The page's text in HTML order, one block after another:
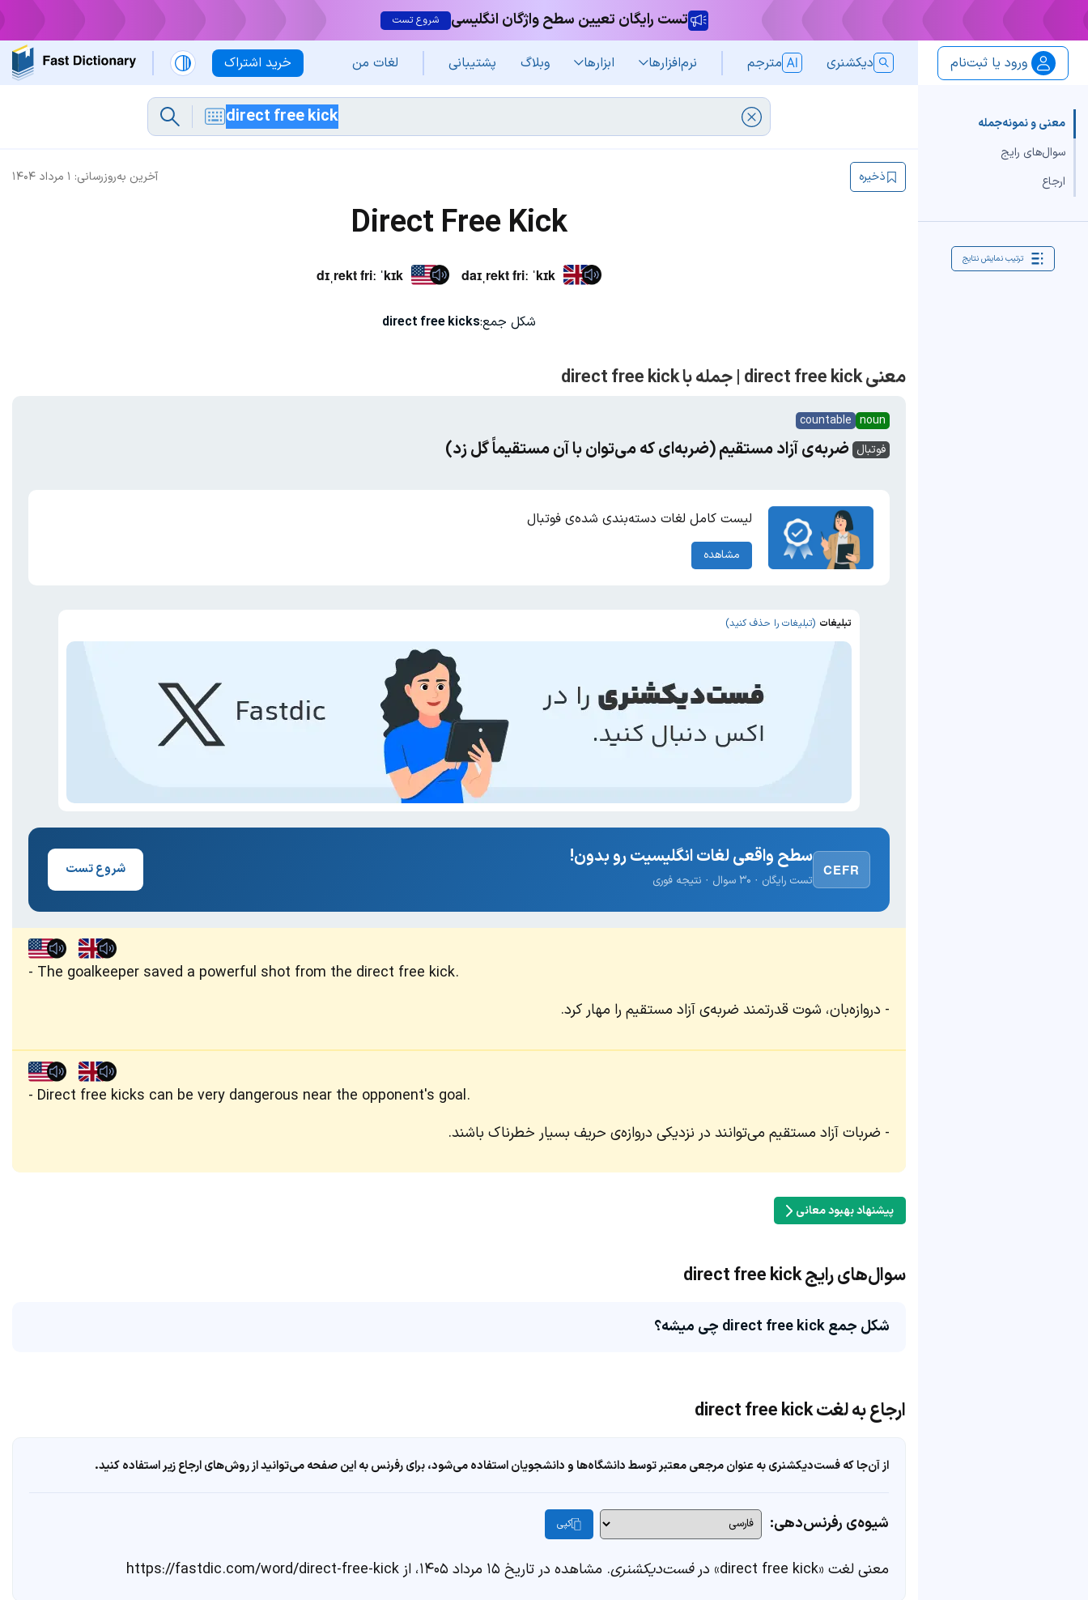
تست رایگان تعیین سطح واژگان انگلیسی شروع تست
خرید اشتراک ورود یا ثبت‌نام دیکشنری مترجم نرم‌افزار‌ها ابزارها وبلاگ پشتیبانی لغات من
معنی و نمونه‌جمله
سوال‌های رایج
ارجاع
ترتیب نمایش نتایج
آخرین به‌روزرسانی: ۱ مرداد ۱۴۰۴ ذخیره
Direct Free Kick
dɪˌrekt friː ˈkɪk daɪˌrekt friː ˈkɪk
شکل جمع:direct free kicks
معنی direct free kick | جمله با direct free kick
noun
countable
فوتبال ضربه‌ی آزاد مستقیم (ضربه‌ای که می‌توان با آن مستقیماً گل زد)
لیست کامل لغات دسته‌بندی شده‌ی فوتبال
مشاهده
تبلیغات (تبلیغات را حذف کنید)
CEFR
سطح واقعی لغات انگلیسیت رو بدون!
تست رایگان · ۳۰ سوال · نتیجه فوری
شروع تست
The goalkeeper saved a powerful shot from the direct free kick.
دروازه‌بان، شوت قدرتمند ضربه‌ی آزاد مستقیم را مهار کرد.
Direct free kicks can be very dangerous near the opponent's goal.
ضربات آزاد مستقیم می‌توانند در نزدیکی دروازه‌ی حریف بسیار خطرناک باشند.
پیشنهاد بهبود معانی
سوال‌های رایج direct free kick
شکل جمع direct free kick چی میشه؟
ارجاع به لغت direct free kick
از آن‌جا که فست‌دیکشنری به عنوان مرجعی معتبر توسط دانشگاه‌ها و دانشجویان استفاده می‌شود، برای رفرنس به این صفحه می‌توانید از روش‌های ارجاع زیر استفاده کنید.
شیوه‌ی رفرنس‌دهی: کپی
معنی لغت «direct free kick» در فست‌دیکشنری. مشاهده در تاریخ ۱۵ مرداد ۱۴۰۵، از https://fastdic.com/word/direct-free-kick